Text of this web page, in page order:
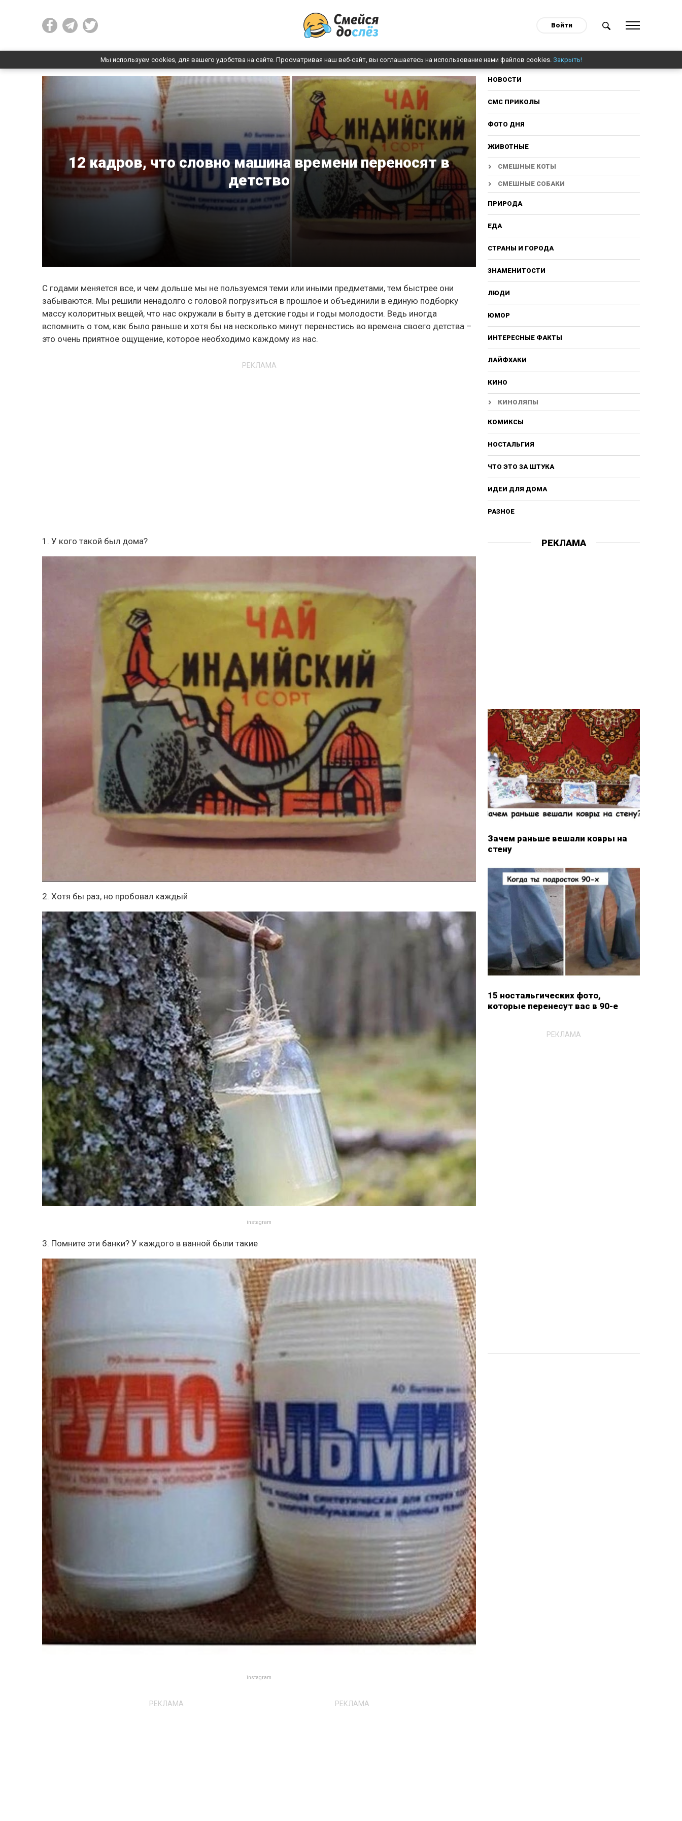
Войти
Мы используем cookies, для вашего удобства на сайте. Просматривая наш веб-сайт, вы соглашаетесь на использование нами файлов cookies. Закрыть!
12 кадров, что словно машина времени переносят в
детство
С годами меняется все, и чем дольше мы не пользуемся теми или иными предметами, тем быстрее они
забываются. Мы решили ненадолго с головой погрузиться в прошлое и объединили в единую подборку
массу колоритных вещей, что нас окружали в быту в детские годы и годы молодости. Ведь иногда
вспомнить о том, как было раньше и хотя бы на несколько минут перенестись во времена своего детства –
это очень приятное ощущение, которое необходимо каждому из нас.
РЕКЛАМА
1. У кого такой был дома?
2. Хотя бы раз, но пробовал каждый
instagram
3. Помните эти банки? У каждого в ванной были такие
instagram
РЕКЛАМА РЕКЛАМА
НОВОСТИ
СМС ПРИКОЛЫ
ФОТО ДНЯ
ЖИВОТНЫЕ
СМЕШНЫЕ КОТЫ
СМЕШНЫЕ СОБАКИ
ПРИРОДА
ЕДА
СТРАНЫ И ГОРОДА
ЗНАМЕНИТОСТИ
ЛЮДИ
ЮМОР
ИНТЕРЕСНЫЕ ФАКТЫ
ЛАЙФХАКИ
КИНО
КИНОЛЯПЫ
КОМИКСЫ
НОСТАЛЬГИЯ
ЧТО ЭТО ЗА ШТУКА
ИДЕИ ДЛЯ ДОМА
РАЗНОЕ
РЕКЛАМА
Зачем раньше вешали ковры на
стену
15 ностальгических фото,
которые перенесут вас в 90-е
РЕКЛАМА